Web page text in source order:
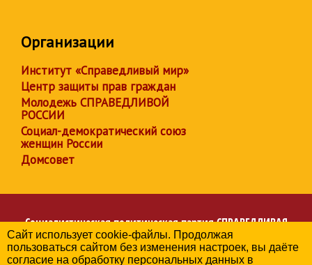
Организации
Институт «Справедливый мир»
Центр защиты прав граждан
Молодежь СПРАВЕДЛИВОЙ
РОССИИ
Социал-демократический союз
женщин России
Домсовет
Социалистическая политическая партияСПРАВЕДЛИВАЯ
РОССИЯ
Региональное отделение партии в Калужской области
Сайт использует cookie-файлы. Продолжая
пользоваться сайтом без изменения настроек, вы даёте
согласие на обработку персональных данных в